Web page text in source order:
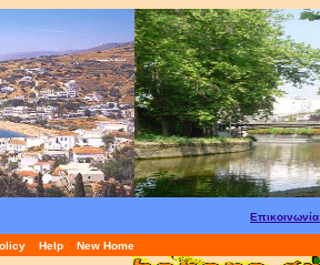
Eπικοινωνία
Help New Home